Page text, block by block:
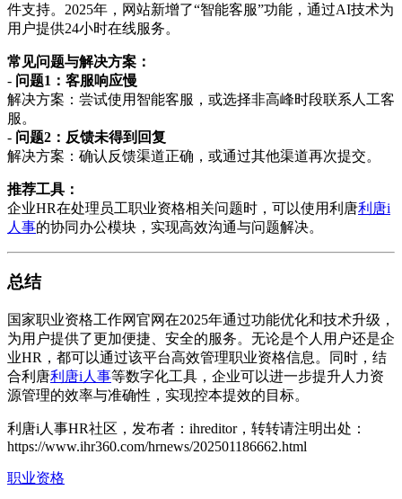
件支持。2025年，网站新增了“智能客服”功能，通过AI技术为
用户提供24小时在线服务。
常见问题与解决方案：
- 问题1：客服响应慢
解决方案：尝试使用智能客服，或选择非高峰时段联系人工客
服。
- 问题2：反馈未得到回复
解决方案：确认反馈渠道正确，或通过其他渠道再次提交。
推荐工具：
企业HR在处理员工职业资格相关问题时，可以使用利唐利唐i
人事的协同办公模块，实现高效沟通与问题解决。
总结
国家职业资格工作网官网在2025年通过功能优化和技术升级，
为用户提供了更加便捷、安全的服务。无论是个人用户还是企
业HR，都可以通过该平台高效管理职业资格信息。同时，结
合利唐利唐i人事等数字化工具，企业可以进一步提升人力资
源管理的效率与准确性，实现控本提效的目标。
利唐i人事HR社区，发布者：ihreditor，转转请注明出处：
https://www.ihr360.com/hrnews/202501186662.html
职业资格